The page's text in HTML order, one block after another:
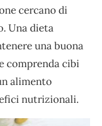
cercano di
Una dieta
una buona
comprenda cibi
alimento
nutrizionali.